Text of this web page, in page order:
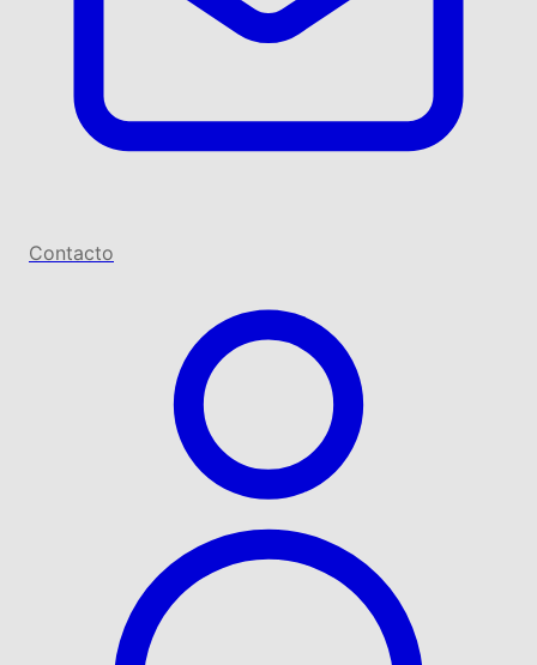
Contacto